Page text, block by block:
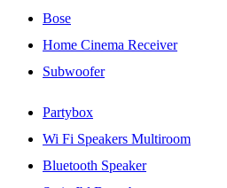
Bose
Home Cinema Receiver
Subwoofer
Partybox
Wi Fi Speakers Multiroom
Bluetooth Speaker